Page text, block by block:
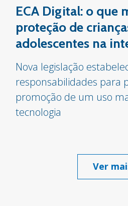
ECA Digital: o que
proteção de
adolescentes na
Nova legislação
responsabilidades para
promoção de um uso
tecnologia
Ver